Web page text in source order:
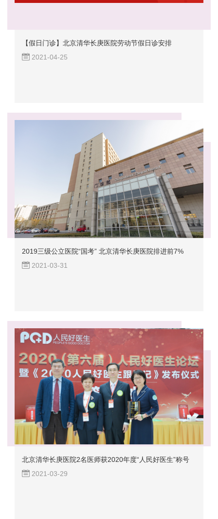
【假日门诊】北京清华长庚医院劳动节假日诊安排
2021-04-25
2019三级公立医院“国考” 北京清华长庚医院排进前7%
2021-03-31
北京清华长庚医院2名医师获2020年度“人民好医生”称号
2021-03-29